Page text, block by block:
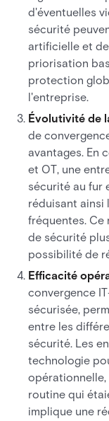
d'éventuelles
sécurité
artificielle et
priorisation
protection
l'entreprise.
Évolutivité de
de
avantages. En
et OT, une
sécurité au fur
réduisant ainsi
fréquentes. Ce
de sécurité
possibilité de
Efficacité
convergence
sécurisée,
entre les
sécurité. Les
technologie
routine qui
implique une